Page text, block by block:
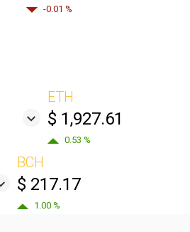
-0.01 %
ETH
$ 1,927.61
0.53 %
BCH
$ 217.17
1.00 %